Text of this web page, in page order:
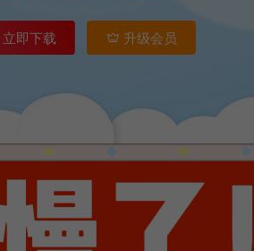
立即下载 升级会员